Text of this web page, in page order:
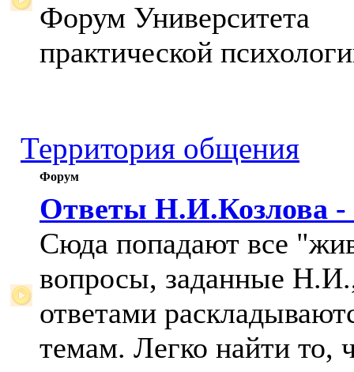
Форум Университета
практической
Территория общения
Форум
Ответы Н.И.Козлова -
Сюда попадают все
вопросы, заданные
ответами
темам. Легко найти то,